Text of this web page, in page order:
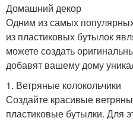
Домашний декор
Одним из самых
из пластиковых бутылок
можете создать
добавят вашему дому
1. Ветряные колокольчики
Создайте красивые
пластиковые бутылки. Для